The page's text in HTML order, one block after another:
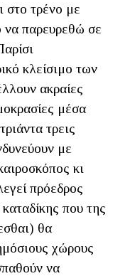
στο τρένο με
να παρευρεθώ σε
κλείσιμο των
ακραίες
μέσα
τρεις
με
κι
πρόεδρος
που της
θα
χώρους
να